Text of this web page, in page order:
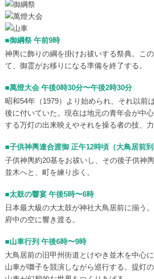
■御綱祭 午前9時
神輿に飾りの綱を掛けお祓いする祭典。こ
て、御霊がお移りになる準備を終了する。
■萬燈大会 午後0時30分〜午後2時30分
昭和54年（1979）より始められ、それ以前
後に付いていた。現在は地元の青年会が中
する万灯の出来映えやそれを操る者の技、力
■子供神輿連合渡御 正午12時頃（大鳥居前到
子供神輿約20基をお祓いし、その後子供神
並木へと、町を練り歩く。
■太鼓の響宴 午後5時〜6時
日本最大級の大太鼓が神社大鳥居前に揃う
府中の空に響き渡る。
■山車行列 午後6時〜9時
大鳥居前の旧甲州街道とけやき並木を中心
山車が囃子を競演しながら巡行する。提灯